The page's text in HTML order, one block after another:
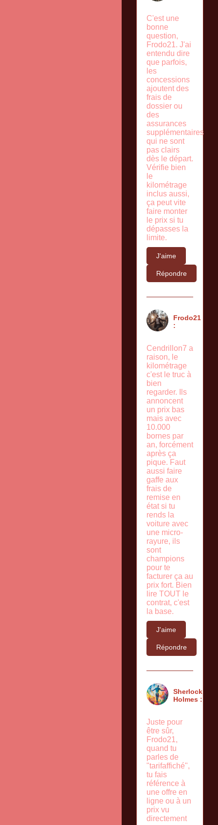
C'est une
bonne
question,
Frodo21. J'ai
entendu dire
que parfois,
les
concessions
ajoutent des
frais de
dossier ou
des
assurances
supplémentaires
qui ne sont
pas clairs
dès le départ.
Vérifie bien
le
kilométrage
inclus aussi,
ça peut vite
faire monter
le prix si tu
dépasses la
limite.
J'aime
Répondre
Frodo21
:
Cendrillon7 a
raison, le
kilométrage
c'est le truc à
bien
regarder. Ils
annoncent
un prix bas
mais avec
10.000
bornes par
an, forcément
après ça
pique. Faut
aussi faire
gaffe aux
frais de
remise en
état si tu
rends la
voiture avec
une micro-
rayure, ils
sont
champions
pour te
facturer ça au
prix fort. Bien
lire TOUT le
contrat, c'est
la base.
J'aime
Répondre
Sherlock
Holmes :
Juste pour
être sûr,
Frodo21,
quand tu
parles de
"tarifaffiché",
tu fais
référence à
une offre en
ligne ou à un
prix vu
directement